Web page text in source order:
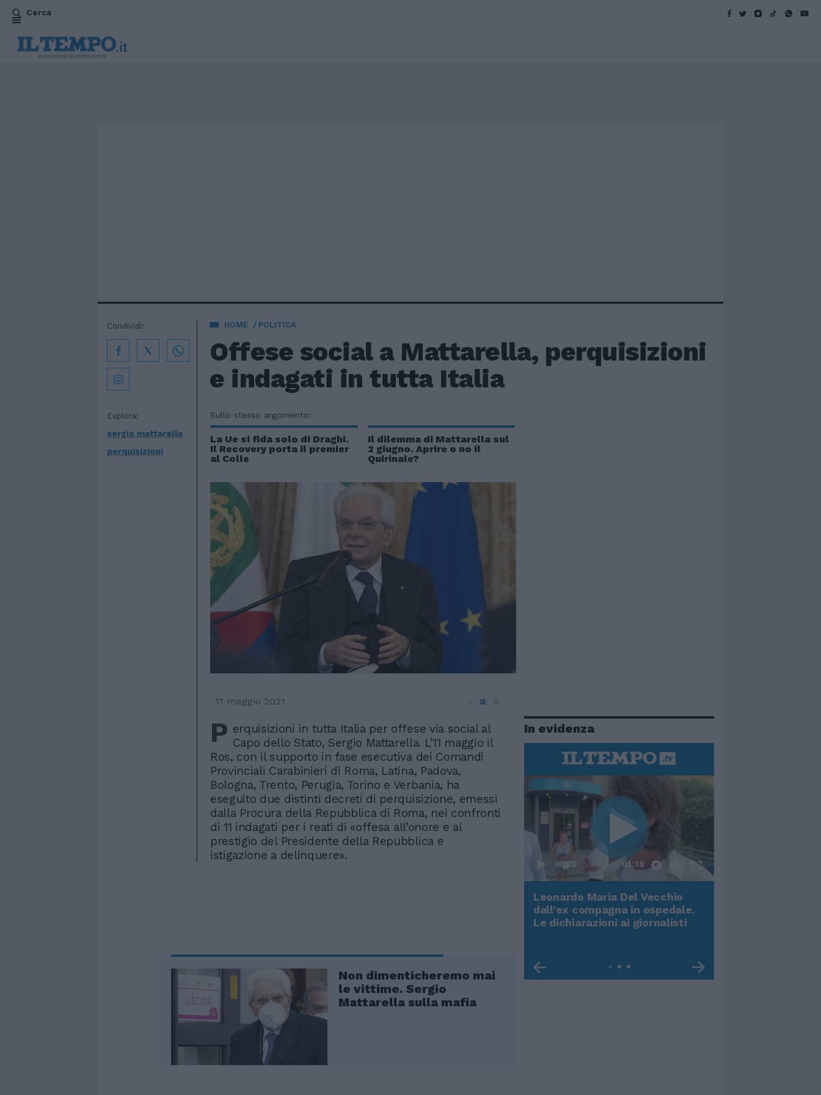
Cerca
HOME POLITICA
Offese social a Mattarella, perquisizioni
e indagati in tutta Italia
Esplora:
sergio mattarella
perquisizioni
Condividi:
Sullo stesso argomento:
La Ue si fida solo di Draghi.
Il Recovery porta il premier
al Colle
Il dilemma di Mattarella sul
2 giugno. Aprire o no il
Quirinale?
11 maggio 2021 a
P erquisizioni in tutta Italia per offese via social al
Capo dello Stato, Sergio Mattarella. L’11 maggio il
Ros, con il supporto in fase esecutiva dei Comandi
Provinciali Carabinieri di Roma, Latina, Padova,
Bologna, Trento, Perugia, Torino e Verbania, ha
eseguito due distinti decreti di perquisizione, emessi
dalla Procura della Repubblica di Roma, nei confronti
di 11 indagati per i reati di «offesa all’onore e al
prestigio del Presidente della Repubblica e
istigazione a delinquere».
Non dimenticheremo mai
le vittime. Sergio
Mattarella sulla mafia
In evidenza
00:00 01:16
Leonardo Maria Del Vecchio
dall'ex compagna in ospedale.
Le dichiarazioni ai giornalisti